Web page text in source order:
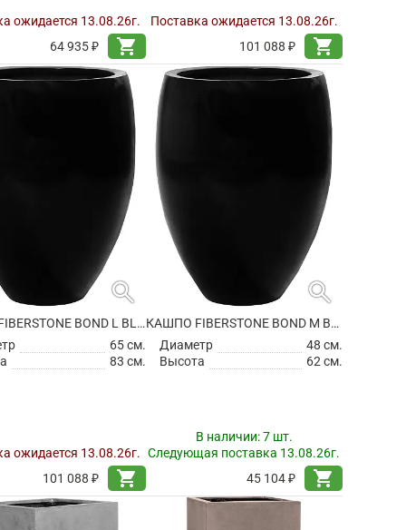
ожидается 13.08.26г.
64 935 ₽
shopping_cart
Поставка ожидается 13.08.26г.
101 088 ₽
shopping_cart
search
КАШПО FIBERSTONE BOND L BLACK
65 см.
83 см.
ожидается 13.08.26г.
101 088 ₽
shopping_cart
search
КАШПО FIBERSTONE BOND M BLACK
Диаметр
48 см.
Высота
62 см.
В наличии:7 шт.
Следующая поставка 13.08.26г.
45 104 ₽
shopping_cart